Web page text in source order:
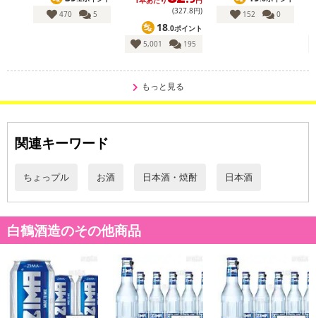
470
5
(327.8円)
18.0ポイント
5,001
195
152
0
もっと見る
関連キーワード
ちょっプル お酒 日本酒・焼酎 日本酒
白鶴酒造のその他商品